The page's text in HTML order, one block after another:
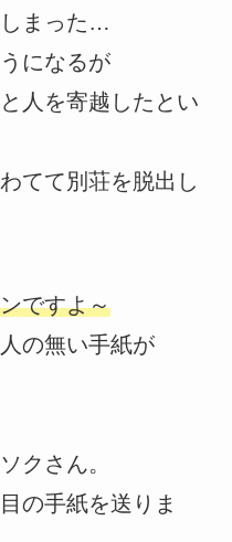
まった…
になるが
人を寄越したとい
てて別荘を脱出し
ですよ～
の無い手紙が
クさん。
の手紙を送りま